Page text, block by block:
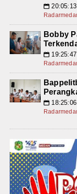
📅
Bobby
📅
📅